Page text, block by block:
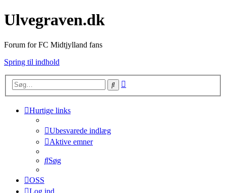
Ulvegraven.dk
Forum for FC Midtjylland fans
Spring til indhold
Søg
Hurtige links
Ubesvarede indlæg
Aktive emner
Søg
OSS